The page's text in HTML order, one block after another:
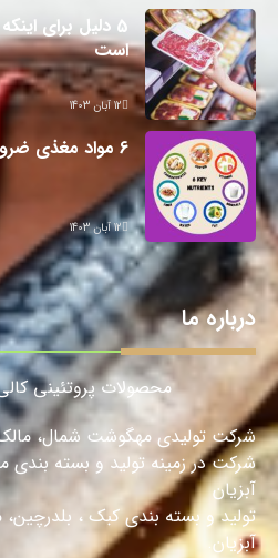
5 دلیل برای
است
12 آبان 1403
6 مواد مغذی ضروری برای بدن چیست؟
12 آبان 1403
درباره ما
محصولات پروتئینی
شرکت تولیدی مهگوشت شمال، مالک
شرکت در زمینه تولید و بسته بندی
آبزیان
تولید و بسته بندی کبک ،
آبزیان.